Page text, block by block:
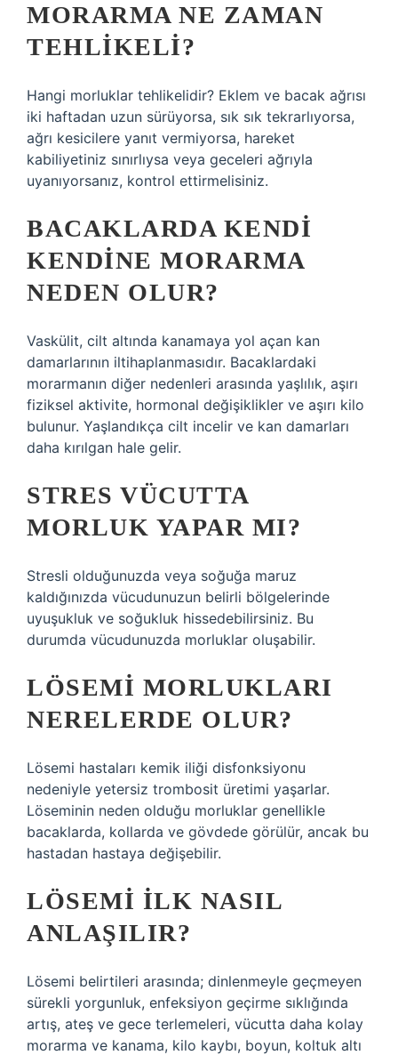
MORARMA NE ZAMAN
TEHLIKELI?
Hangi morluklar tehlikelidir? Eklem ve bacak ağrısı
iki haftadan uzun sürüyorsa, sık sık tekrarlıyorsa,
ağrı kesicilere yanıt vermiyorsa, hareket
kabiliyetiniz sınırlıysa veya geceleri ağrıyla
uyanıyorsanız, kontrol ettirmelisiniz.
BACAKLARDA KENDI
KENDINE MORARMA
NEDEN OLUR?
Vaskülit, cilt altında kanamaya yol açan kan
damarlarının iltihaplanmasıdır. Bacaklardaki
morarmanın diğer nedenleri arasında yaşlılık, aşırı
fiziksel aktivite, hormonal değişiklikler ve aşırı kilo
bulunur. Yaşlandıkça cilt incelir ve kan damarları
daha kırılgan hale gelir.
STRES VÜCUTTA
MORLUK YAPAR MI?
Stresli olduğunuzda veya soğuğa maruz
kaldığınızda vücudunuzun belirli bölgelerinde
uyuşukluk ve soğukluk hissedebilirsiniz. Bu
durumda vücudunuzda morluklar oluşabilir.
LÖSEMI MORLUKLARI
NERELERDE OLUR?
Lösemi hastaları kemik iliği disfonksiyonu
nedeniyle yetersiz trombosit üretimi yaşarlar.
Löseminin neden olduğu morluklar genellikle
bacaklarda, kollarda ve gövdede görülür, ancak bu
hastadan hastaya değişebilir.
LÖSEMI ILK NASIL
ANLAŞILIR?
Lösemi belirtileri arasında; dinlenmeyle geçmeyen
sürekli yorgunluk, enfeksiyon geçirme sıklığında
artış, ateş ve gece terlemeleri, vücutta daha kolay
morarma ve kanama, kilo kaybı, boyun, koltuk altı